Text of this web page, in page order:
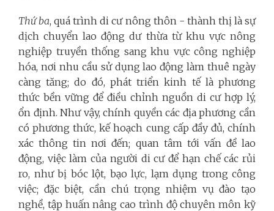
Thứ ba, quá trình di cư nông thôn - thành thị là sự
dịch chuyển lao động dư thừa từ khu vực nông
nghiệp truyền thống sang khu vực công nghiệp
hóa, nơi nhu cầu sử dụng lao động làm thuê ngày
càng tăng; do đó, phát triển kinh tế là phương
thức bền vững để điều chỉnh nguồn di cư hợp lý,
ổn định. Như vậy, chính quyền các địa phương cần
có phương thức, kế hoạch cung cấp đầy đủ, chính
xác thông tin nơi đến; quan tâm tới vấn đề lao
động, việc làm của người di cư để hạn chế các rủi
ro, như bị bóc lột, bạo lực, lạm dụng trong công
việc; đặc biệt, cần chú trọng nhiệm vụ đào tạo
nghề, tập huấn nâng cao trình độ chuyên môn kỹ